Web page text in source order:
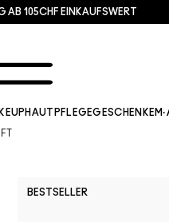
AB 105CHF EINKAUFSWERT​
HAUTPFLEGEGESCHENKE
BESTSELLER